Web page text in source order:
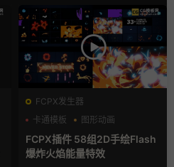
FCPX发生器
卡通模板
图形动画
手绘风
FCPX插件 58组2D手绘Flash
爆炸火焰能量特效